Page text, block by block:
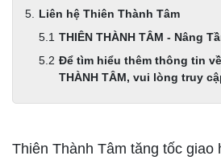
Liên hệ Thiên Thành Tâm
THIÊN THÀNH TÂM - Nâng
Để tìm hiểu thêm thông tin
THÀNH TÂM, vui lòng truy
Thiên Thành Tâm tăng tốc giao